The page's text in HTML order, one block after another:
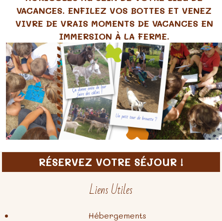
VACANCES. ENFILEZ VOS BOTTES ET VENEZ
VIVRE DE VRAIS MOMENTS DE VACANCES EN
IMMERSION À LA FERME.
RÉSERVEZ VOTRE SÉJOUR !
Liens Utiles
Hébergements